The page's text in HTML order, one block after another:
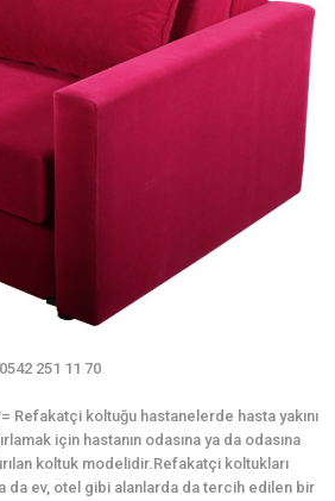
251 11 70
Refakatçi koltuğu hastanelerde hasta yakını
için hastanın odasına ya da odasına
koltuk modelidir.Refakatçi koltukları
da ev, otel gibi alanlarda da tercih edilen bir